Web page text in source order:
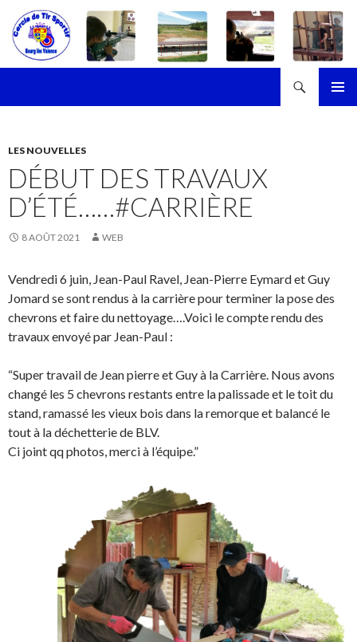
LES NOUVELLES
DÉBUT DES TRAVAUX
D’ÉTÉ……#CARRIÈRE
8 AOÛT 2021 WEB
Vendredi 6 juin, Jean-Paul Ravel, Jean-Pierre Eymard et Guy
Jomard se sont rendus à la carrière pour terminer la pose des
chevrons et faire du nettoyage….Voici le compte rendu des
travaux envoyé par Jean-Paul :
“Super travail de Jean pierre et Guy à la Carrière. Nous avons
changé les 5 chevrons restants entre la palissade et le toit du
stand, ramassé les vieux bois dans la remorque et balancé le
tout à la déchetterie de BLV.
Ci joint qq photos, merci à l’équipe.”